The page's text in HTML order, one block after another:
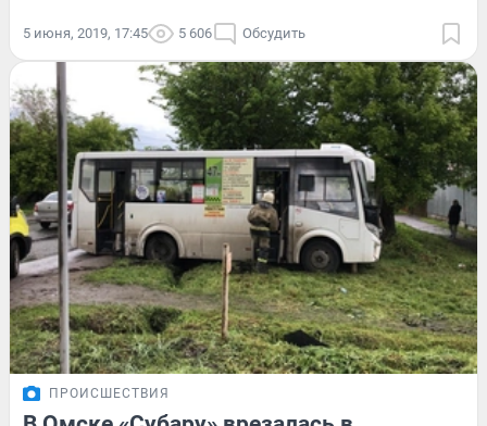
5 июня, 2019, 17:45 5 606 Обсудить
ПРОИСШЕСТВИЯ